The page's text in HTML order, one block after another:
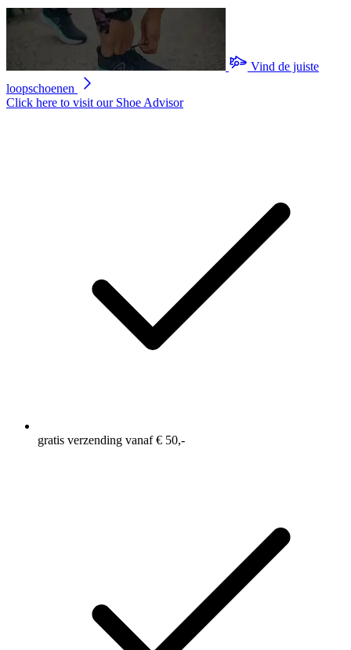
Vind de juiste
loopschoenen
Click here to visit our Shoe Advisor
gratis verzending vanaf € 50,-